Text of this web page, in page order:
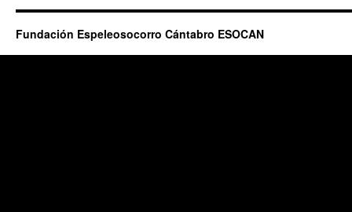
Fundación Espeleosocorro Cántabro ESOCAN